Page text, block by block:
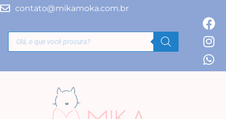
contato@mikamoka.com.br